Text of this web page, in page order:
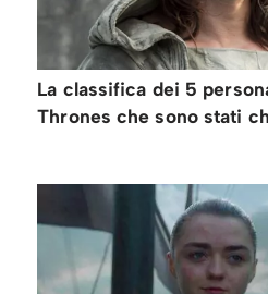
La classifica dei 5
Thrones che sono stati